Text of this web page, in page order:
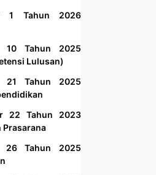
1 Tahun 2026
10 Tahun 2025
Lulusan)
21 Tahun 2025
22 Tahun 2023
Prasarana
26 Tahun 2025